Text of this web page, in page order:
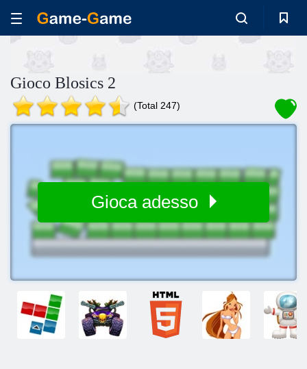
Gioco Blosics 2
(Total 247)
Gioca adesso